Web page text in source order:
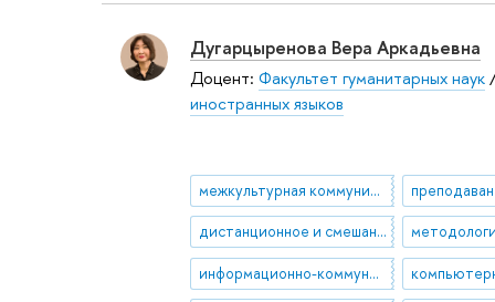
Дугарцыренова Вера Аркадьевна
Доцент: Факультет гуманитарных наук
иностранных языков
межкультурная коммуникация
дистанционное и смешанное обучение
информационно-коммуникационные технологии в образовании